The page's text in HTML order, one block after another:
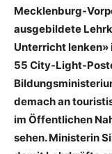
Mecklenburg-
ausgebildete
Unterricht lenken»
55 City-Light-
demach an
im Öffentlichen
sehen. Ministerin